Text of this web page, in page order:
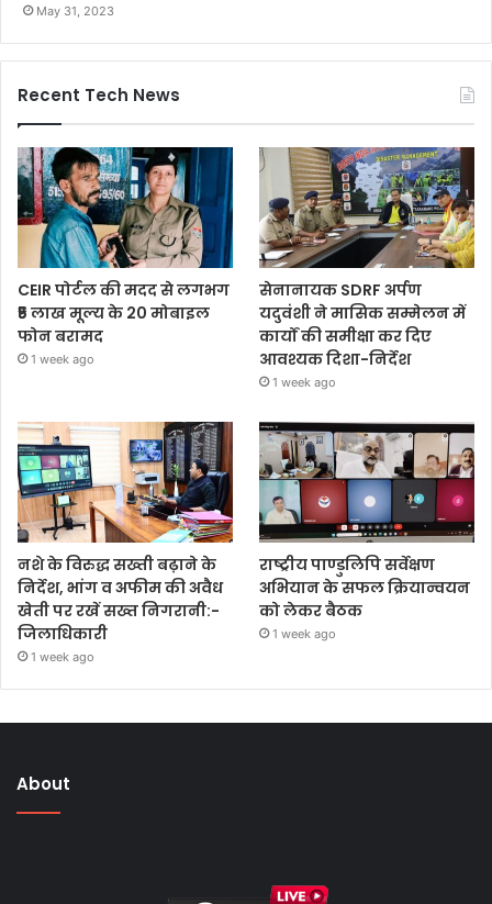
May 31, 2023
Recent Tech News
CEIR पोर्टल की मदद से लगभग
₹5 लाख मूल्य के 20 मोबाइल
फोन बरामद
1 week ago
सेनानायक SDRF अर्पण
यदुवंशी ने मासिक सम्मेलन में
कार्यों की समीक्षा कर दिए
आवश्यक दिशा-निर्देश
1 week ago
नशे के विरुद्ध सख्ती बढ़ाने के
निर्देश, भांग व अफीम की अवैध
खेती पर रखें सख्त निगरानी:-
जिलाधिकारी
1 week ago
राष्ट्रीय पाण्डुलिपि सर्वेक्षण
अभियान के सफल क्रियान्वयन
को लेकर बैठक
1 week ago
About